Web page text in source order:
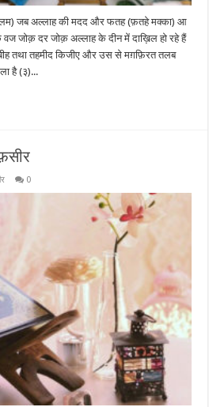
जब अल्लाह की मदद और फतह (फ़तहे मक्का) आ
जोक़ दर जोक़ अल्लाह के दीन में दाख़िल हो रहे हैं
तथा तहमीद किजीए और उस से मग़फ़िरत तलब
है (३)...
0